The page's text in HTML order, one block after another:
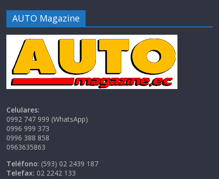
AUTO Magazine
Celulares:
0992 747 999 (WhatsApp)
0996 999 373
0996 388 858
0963635863
Teléfono: (593) 02 2439 187
Telefax: 02 2242 133